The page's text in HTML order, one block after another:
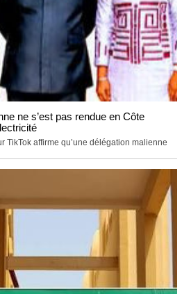
ne s’est pas rendue en Côte
TikTok affirme qu’une délégation malienne